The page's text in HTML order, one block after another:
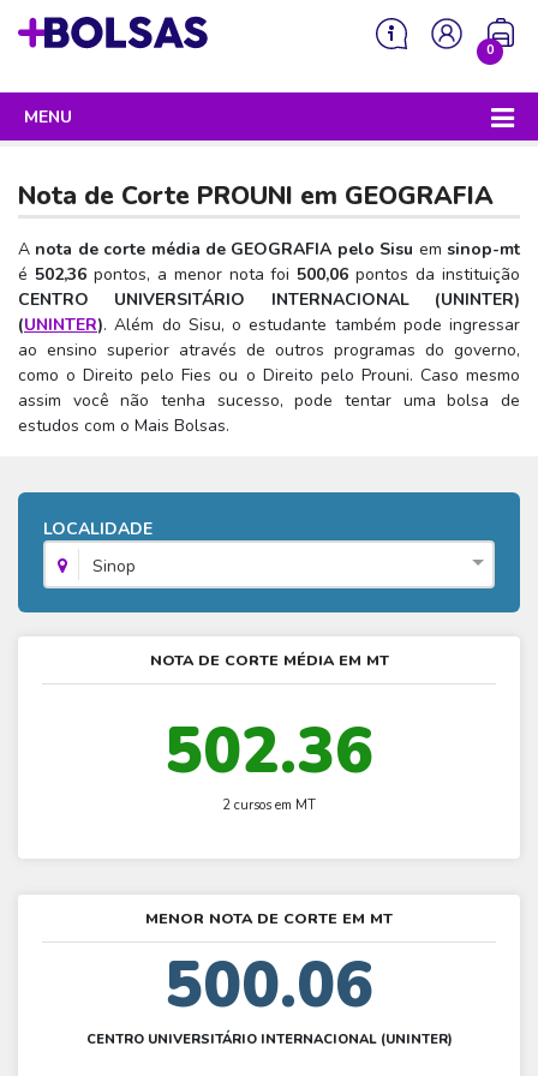
0
Sua mochila está vazia!
MENU
ENEM
Enem 2026 - Tudo o que você precisa saber
Enem – O que é
Enem – Quem pode fazer
Enem – Para que serve
Enem – Como se preparar
Enem – Cartilha redação
Hora do Enem – O que é
Enem – Gabarito oficial
Enem – Resultado
SISU
Sisu 2026 – Tudo o que você precisa saber
SISU – O que é
SISU – Quem pode participar
SISU – Universidades participantes
SISU - Simulador
PROUNI
Prouni 2026 – Tudo o que você precisa saber
Prouni – O que é
Prouni – Como se inscrever
Prouni – Documentos necessários
Prouni – Lista de espera
Prouni - Universidades participantes
Prouni – Simulador
FIES
Fies e P-Fies 2026 – Tudo o que você precisa saber
Fies – Quem pode participar
Fies - Como funciona
Fies – Como fazer a inscrição
Fies e Prouni – Diferença
PRONATEC
ENARE
Nota de Corte PROUNI em GEOGRAFIA
A nota de corte média de GEOGRAFIA pelo Sisu emsinop-mt
é 502,36pontos, a menor nota foi 500,06 pontos da instituição
CENTRO UNIVERSITÁRIO INTERNACIONAL (UNINTER)
(UNINTER). Além do Sisu, o estudante também pode ingressar
ao ensino superior através de outros programas do governo,
como o Direito pelo Fies ou o Direito pelo Prouni. Caso mesmo
assim você não tenha sucesso, pode tentar uma bolsa de
estudos com o Mais Bolsas.
LOCALIDADE
Sinop
NOTA DE CORTE MÉDIA EM MT
502.36
2 cursos em MT
MENOR NOTA DE CORTE EM MT
500.06
CENTRO UNIVERSITÁRIO INTERNACIONAL (UNINTER)